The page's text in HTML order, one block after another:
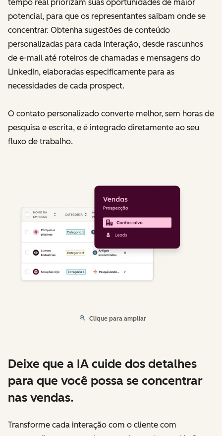
tempo real priorizam suas oportunidades de maior
potencial, para que os representantes saibam onde se
concentrar. Obtenha sugestões de conteúdo
personalizadas para cada interação, desde rascunhos
de e-mail até roteiros de chamadas e mensagens do
LinkedIn, elaboradas especificamente para as
necessidades de cada prospect.
O contato personalizado converte melhor, sem horas de
pesquisa e escrita, e é integrado diretamente ao seu
fluxo de trabalho.
Clique para ampliar
Deixe que a IA cuide dos detalhes
para que você possa se concentrar
nas vendas.
Transforme cada interação com o cliente com